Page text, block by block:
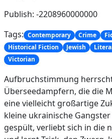
Publish: -2208960000000
Tags: Contemporary Crime
Historical Fiction
Jewish
Victorian
Aufbruchstimmung
Überseedampfern, die die
eine vielleicht großartige
kleine ukrainische
gespült, verliebt sich in die